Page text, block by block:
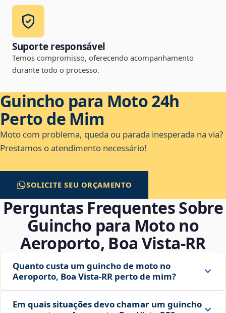
Suporte responsável
Temos compromisso, oferecendo acompanhamento
durante todo o processo.
Guincho para Moto 24h
Perto de Mim
Moto com problema, queda ou parada inesperada na via?
Prestamos o atendimento necessário!
SOLICITE SEU ORÇAMENTO
Perguntas Frequentes Sobre
Guincho para Moto no
Aeroporto, Boa Vista‑RR
Quanto custa um guincho de moto no
Aeroporto, Boa Vista‑RR perto de mim?
Em quais situações devo chamar um guincho